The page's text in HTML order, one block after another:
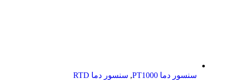
سنسور دما PT1000 , سنسور دما RTD